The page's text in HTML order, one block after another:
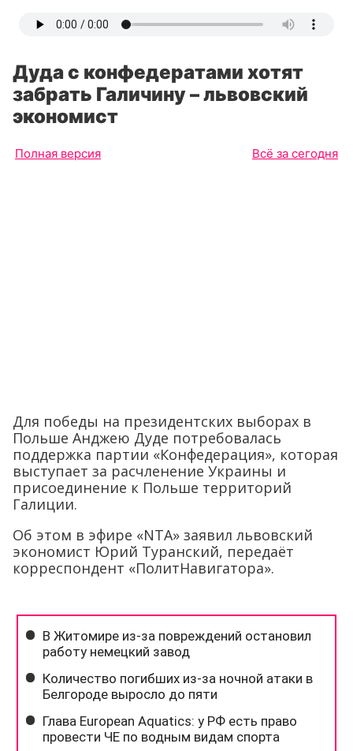
Дуда с конфедератами хотят
забрать Галичину – львовский
экономист
Полная версия Всё за сегодня
Для победы на президентских выборах в
Польше Анджею Дуде потребовалась
поддержка партии «Конфедерация», которая
выступает за расчленение Украины и
присоединение к Польше территорий
Галиции.
Об этом в эфире «NTA» заявил львовский
экономист Юрий Туранский, передаёт
корреспондент «ПолитНавигатора».